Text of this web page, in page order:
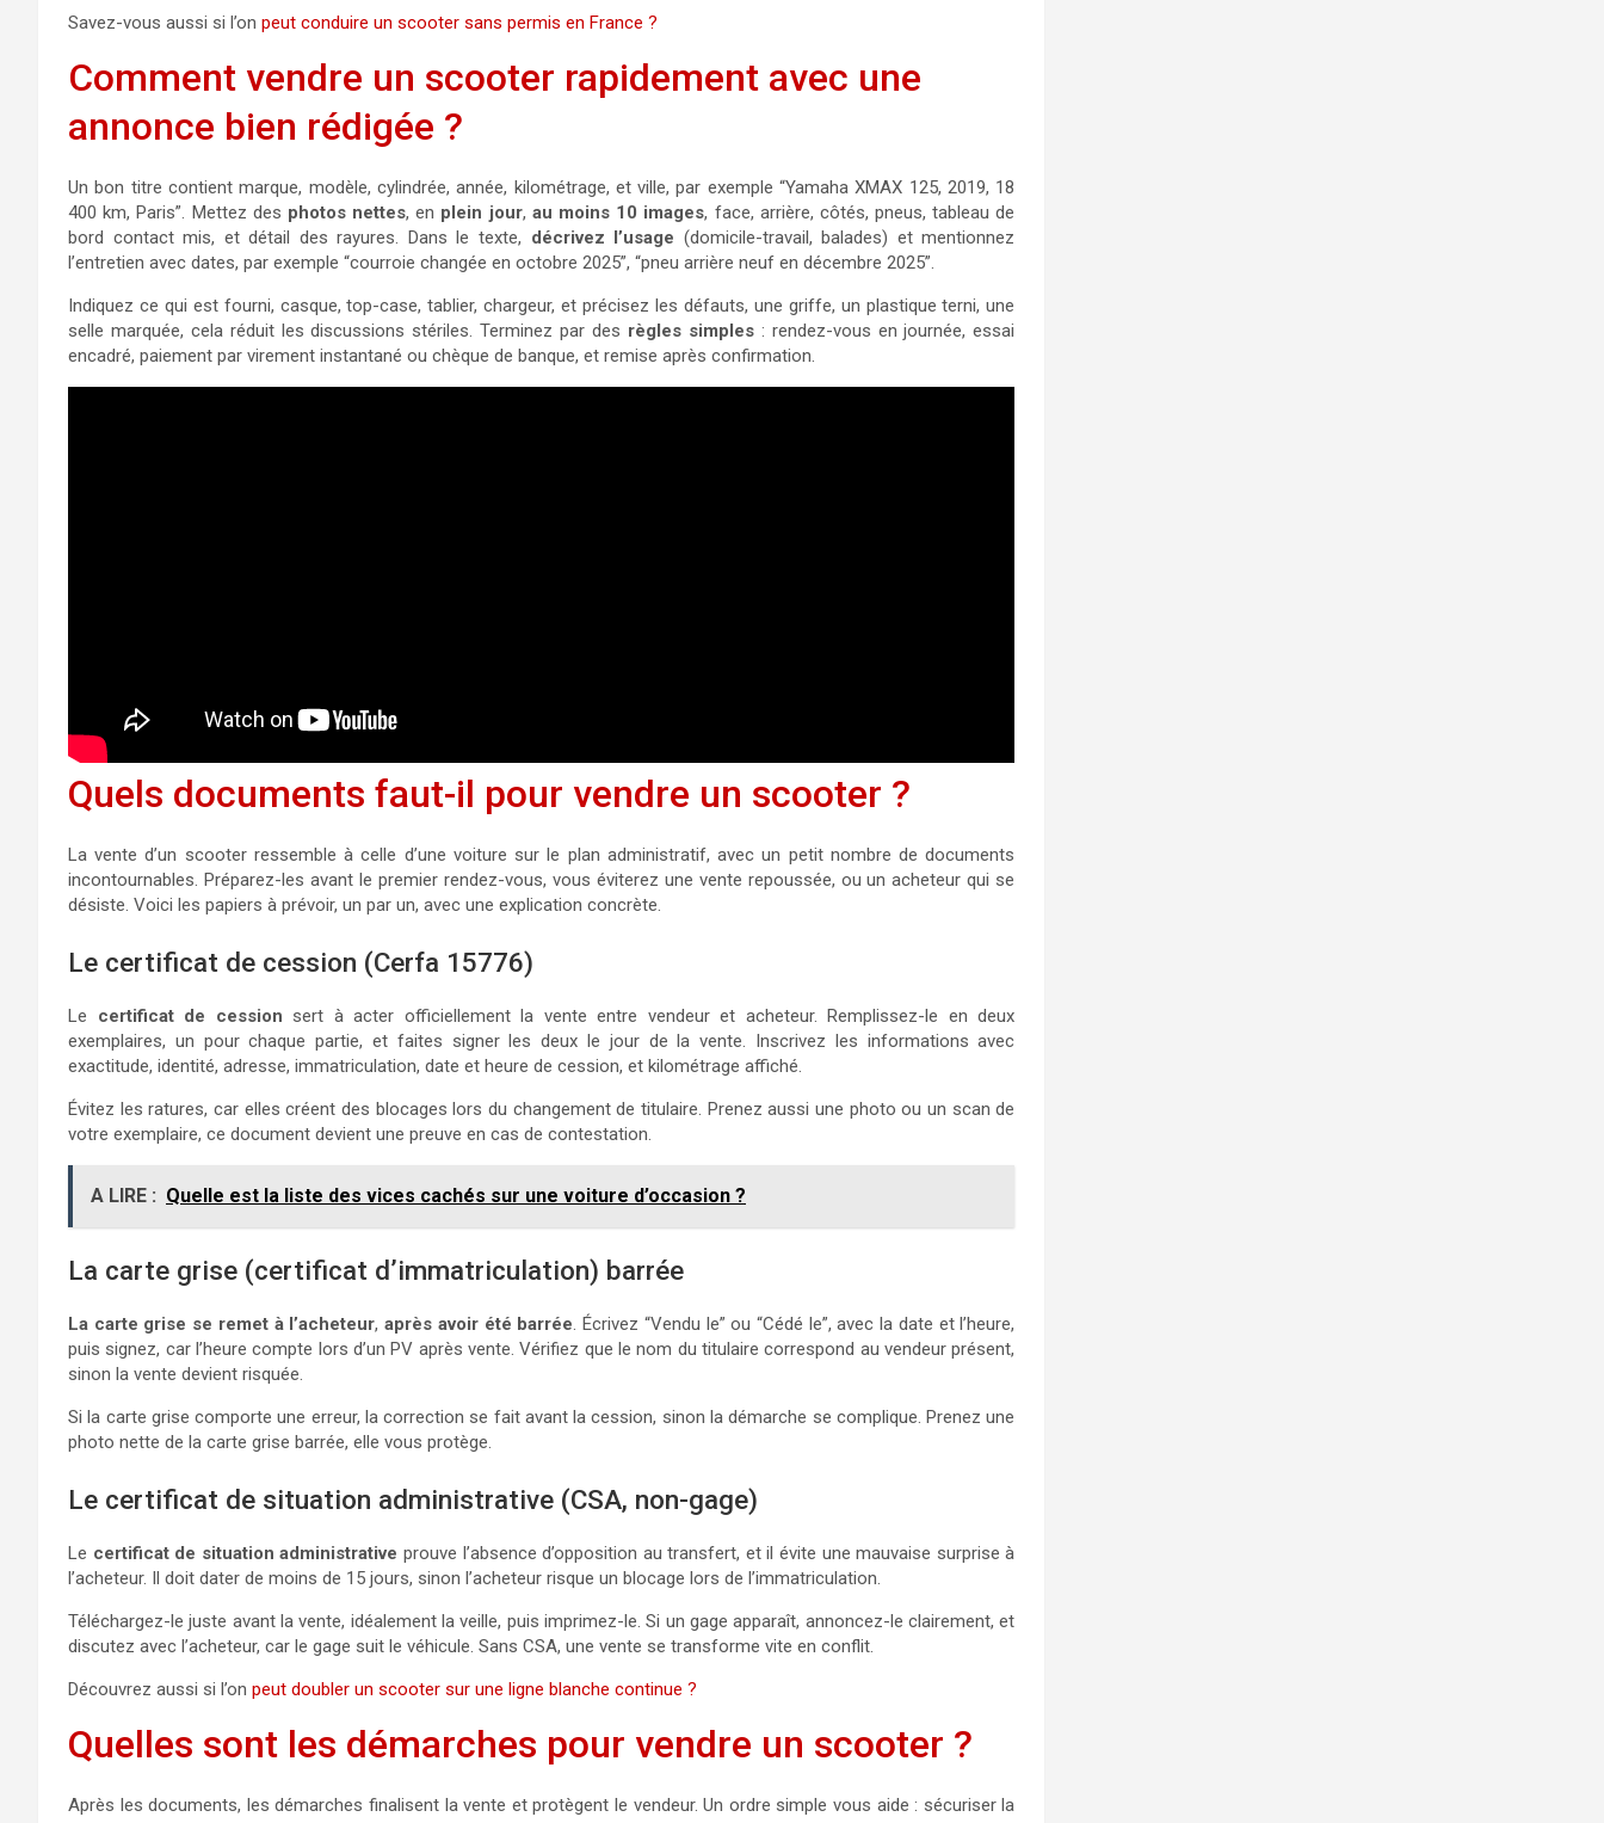
Savez-vous aussi si l’on peut conduire un scooter sans permis en France ?
Comment vendre un scooter rapidement avec une
annonce bien rédigée ?
Un bon titre contient marque, modèle, cylindrée, année, kilométrage, et ville, par exemple “Yamaha XMAX 125, 2019, 18
400 km, Paris”. Mettez des photos nettes, en plein jour, au moins 10 images, face, arrière, côtés, pneus, tableau de
bord contact mis, et détail des rayures. Dans le texte, décrivez l’usage (domicile-travail, balades) et mentionnez
l’entretien avec dates, par exemple “courroie changée en octobre 2025”, “pneu arrière neuf en décembre 2025”.
Indiquez ce qui est fourni, casque, top-case, tablier, chargeur, et précisez les défauts, une griffe, un plastique terni, une
selle marquée, cela réduit les discussions stériles. Terminez par des règles simples: rendez-vous en journée, essai
encadré, paiement par virement instantané ou chèque de banque, et remise après confirmation.
Quels documents faut-il pour vendre un scooter ?
La vente d’un scooter ressemble à celle d’une voiture sur le plan administratif, avec un petit nombre de documents
incontournables. Préparez-les avant le premier rendez-vous, vous éviterez une vente repoussée, ou un acheteur qui se
désiste. Voici les papiers à prévoir, un par un, avec une explication concrète.
Le certificat de cession (Cerfa 15776)
Le certificat de cession sert à acter officiellement la vente entre vendeur et acheteur. Remplissez-le en deux
exemplaires, un pour chaque partie, et faites signer les deux le jour de la vente. Inscrivez les informations avec
exactitude, identité, adresse, immatriculation, date et heure de cession, et kilométrage affiché.
Évitez les ratures, car elles créent des blocages lors du changement de titulaire. Prenez aussi une photo ou un scan de
votre exemplaire, ce document devient une preuve en cas de contestation.
A LIRE : Quelle est la liste des vices cachés sur une voiture d’occasion ?
La carte grise (certificat d’immatriculation) barrée
La carte grise se remet à l’acheteur,après avoir été barrée. Écrivez “Vendu le” ou “Cédé le”, avec la date et l’heure,
puis signez, car l’heure compte lors d’un PV après vente. Vérifiez que le nom du titulaire correspond au vendeur présent,
sinon la vente devient risquée.
Si la carte grise comporte une erreur, la correction se fait avant la cession, sinon la démarche se complique. Prenez une
photo nette de la carte grise barrée, elle vous protège.
Le certificat de situation administrative (CSA, non-gage)
Le certificat de situation administrative prouve l’absence d’opposition au transfert, et il évite une mauvaise surprise à
l’acheteur. Il doit dater de moins de 15 jours, sinon l’acheteur risque un blocage lors de l’immatriculation.
Téléchargez-le juste avant la vente, idéalement la veille, puis imprimez-le. Si un gage apparaît, annoncez-le clairement, et
discutez avec l’acheteur, car le gage suit le véhicule. Sans CSA, une vente se transforme vite en conflit.
Découvrez aussi si l’on peut doubler un scooter sur une ligne blanche continue ?
Quelles sont les démarches pour vendre un scooter ?
Après les documents, les démarches finalisent la vente et protègent le vendeur. Un ordre simple vous aide : sécuriser la